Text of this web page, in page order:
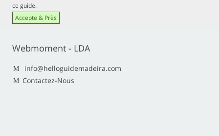
ce guide.
Accepte & Près
Webmoment - LDA
info@helloguidemadeira.com
Contactez-Nous